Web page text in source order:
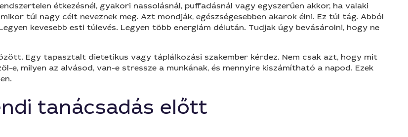
étkezésnél, gyakori nassolásnál, puffadásnál vagy egyszerűen akkor, ha valaki
túl nagy célt neveznek meg. Azt mondják, egészségesebben akarok élni. Ez túl tág. Abból
kevesebb esti túlevés. Legyen több energiám délután. Tudjak úgy bevásárolni, hogy ne
Egy tapasztalt dietetikus vagy táplálkozási szakember kérdez. Nem csak azt, hogy mit
e, milyen az alvásod, van-e stressze a munkának, és mennyire kiszámítható a napod. Ezek
tanácsadás előtt